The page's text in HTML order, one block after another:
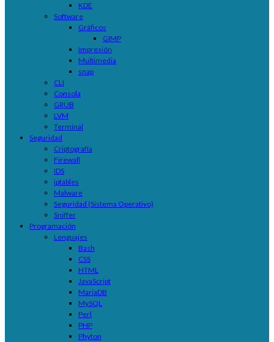
KDE
Software
Gráficos
GIMP
Impresión
Multimedia
snap
CLI
Consola
GRUB
LVM
Terminal
Seguridad
Criptografía
Firewall
IDS
iptables
Malware
Seguridad (Sistema Operativo)
Sniffer
Programación
Lenguajes
Bash
CSS
HTML
JavaScript
MariaDB
MySQL
Perl
PHP
Phyton